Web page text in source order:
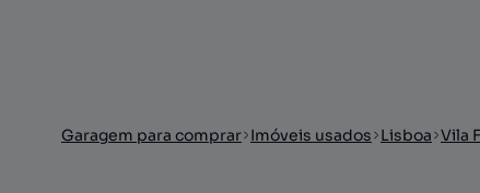
Garagem para comprar Imóveis usados Lisboa Vila